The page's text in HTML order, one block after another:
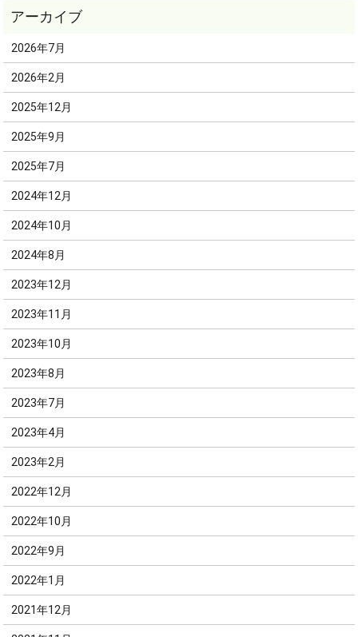
2026年7月
2026年2月
2025年12月
2025年9月
2025年7月
2024年12月
2024年10月
2024年8月
2023年12月
2023年11月
2023年10月
2023年8月
2023年7月
2023年4月
2023年2月
2022年12月
2022年10月
2022年9月
2022年1月
2021年12月